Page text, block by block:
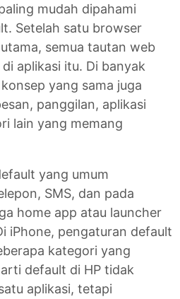
mudah dipahami
Setelah satu browser
semua tautan web
aplikasi itu. Di banyak
yang sama juga
panggilan, aplikasi
lain yang memang
yang umum
SMS, dan pada
home app atau launcher
iPhone, pengaturan default
kategori yang
default di HP tidak
aplikasi, tetapi